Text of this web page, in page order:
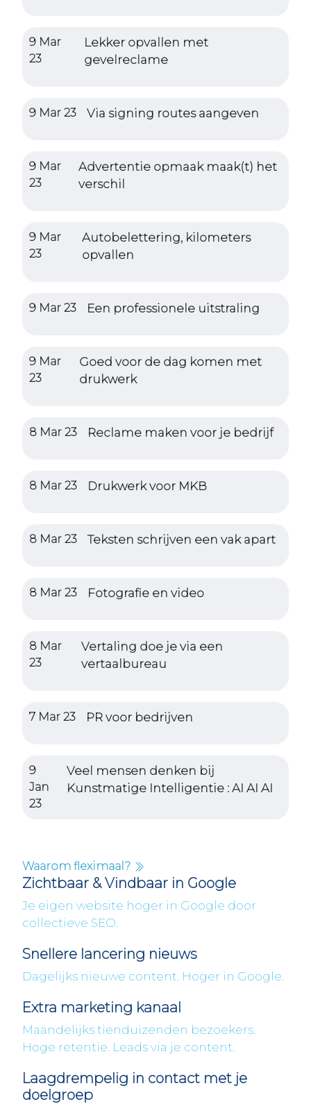
9 Mar
23
Lekker opvallen met
gevelreclame
9 Mar 23 Via signing routes aangeven
9 Mar
23
Advertentie opmaak maak(t) het
verschil
9 Mar
23
Autobelettering, kilometers
opvallen
9 Mar 23 Een professionele uitstraling
9 Mar
23
Goed voor de dag komen met
drukwerk
8 Mar 23 Reclame maken voor je bedrijf
8 Mar 23 Drukwerk voor MKB
8 Mar 23 Teksten schrijven een vak apart
8 Mar 23 Fotografie en video
8 Mar
23
Vertaling doe je via een
vertaalbureau
7 Mar 23 PR voor bedrijven
9
Jan
23
Veel mensen denken bij
Kunstmatige Intelligentie : AI AI AI
Waarom fleximaal?
Zichtbaar & Vindbaar in Google
Je eigen website hoger in Google door
collectieve SEO.
Snellere lancering nieuws
Dagelijks nieuwe content. Hoger in Google.
Extra marketing kanaal
Maandelijks tienduizenden bezoekers.
Hoge retentie. Leads via je content.
Laagdrempelig in contact met je
doelgroep